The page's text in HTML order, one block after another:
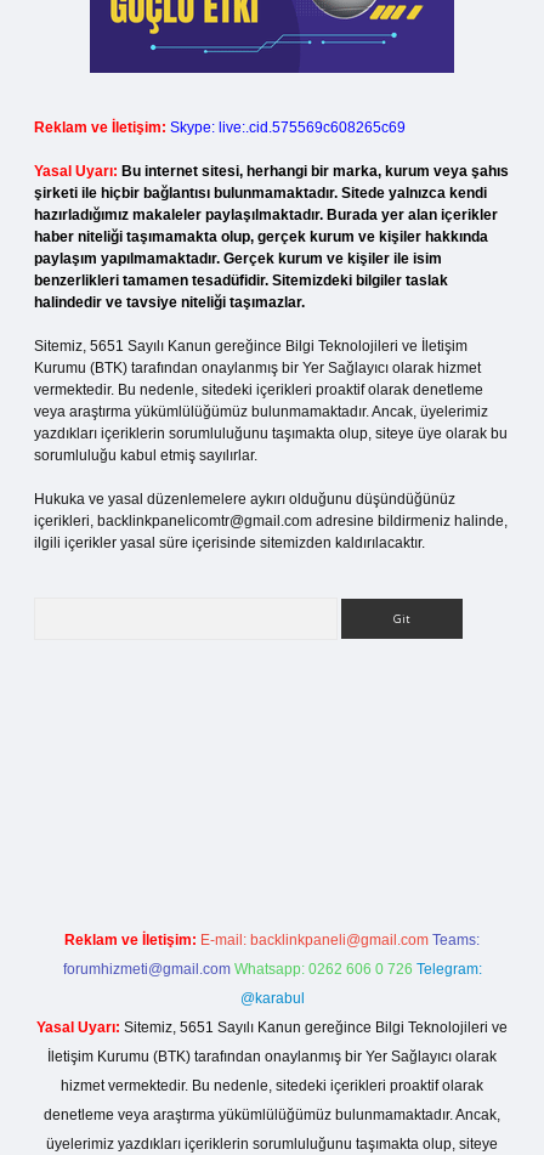
Reklam ve İletişim: Skype: live:.cid.575569c608265c69
Yasal Uyarı: Bu internet sitesi, herhangi bir marka, kurum veya şahıs
şirketi ile hiçbir bağlantısı bulunmamaktadır. Sitede yalnızca kendi
hazırladığımız makaleler paylaşılmaktadır. Burada yer alan içerikler
haber niteliği taşımamakta olup, gerçek kurum ve kişiler hakkında
paylaşım yapılmamaktadır. Gerçek kurum ve kişiler ile isim
benzerlikleri tamamen tesadüfidir. Sitemizdeki bilgiler taslak
halindedir ve tavsiye niteliği taşımazlar.
Sitemiz, 5651 Sayılı Kanun gereğince Bilgi Teknolojileri ve İletişim
Kurumu (BTK) tarafından onaylanmış bir Yer Sağlayıcı olarak hizmet
vermektedir. Bu nedenle, sitedeki içerikleri proaktif olarak denetleme
veya araştırma yükümlülüğümüz bulunmamaktadır. Ancak, üyelerimiz
yazdıkları içeriklerin sorumluluğunu taşımakta olup, siteye üye olarak bu
sorumluluğu kabul etmiş sayılırlar.
Hukuka ve yasal düzenlemelere aykırı olduğunu düşündüğünüz
içerikleri, backlinkpanelicomtr@gmail.com adresine bildirmeniz halinde,
ilgili içerikler yasal süre içerisinde sitemizden kaldırılacaktır.
Reklam ve İletişim: E-mail: backlinkpaneli@gmail.com Teams:
forumhizmeti@gmail.com Whatsapp: 0262 606 0 726 Telegram:
@karabul
Yasal Uyarı: Sitemiz, 5651 Sayılı Kanun gereğince Bilgi Teknolojileri ve
İletişim Kurumu (BTK) tarafından onaylanmış bir Yer Sağlayıcı olarak
hizmet vermektedir. Bu nedenle, sitedeki içerikleri proaktif olarak
denetleme veya araştırma yükümlülüğümüz bulunmamaktadır. Ancak,
üyelerimiz yazdıkları içeriklerin sorumluluğunu taşımakta olup, siteye